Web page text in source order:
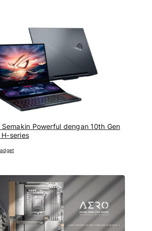
Semakin Powerful dengan 10th Gen
H-series